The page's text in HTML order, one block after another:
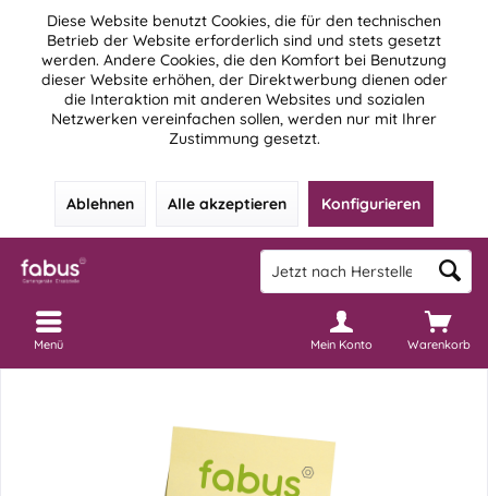
Diese Website benutzt Cookies, die für den technischen
Betrieb der Website erforderlich sind und stets gesetzt
werden. Andere Cookies, die den Komfort bei Benutzung
dieser Website erhöhen, der Direktwerbung dienen oder
die Interaktion mit anderen Websites und sozialen
Netzwerken vereinfachen sollen, werden nur mit Ihrer
Zustimmung gesetzt.
Ablehnen Alle akzeptieren Konfigurieren
Warenkorb
Mein Konto
Menü